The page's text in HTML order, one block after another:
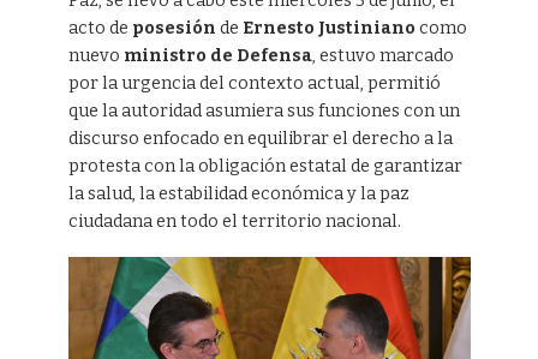
acto de posesión de Ernesto Justiniano como
nuevo ministro de Defensa, estuvo marcado
por la urgencia del contexto actual, permitió
que la autoridad asumiera sus funciones con un
discurso enfocado en equilibrar el derecho a la
protesta con la obligación estatal de garantizar
la salud, la estabilidad económica y la paz
ciudadana en todo el territorio nacional.